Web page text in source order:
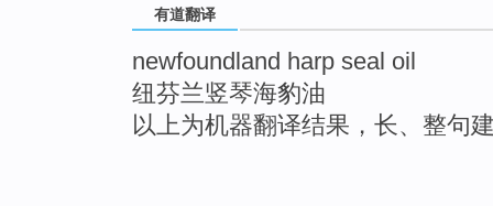
有道翻译
newfoundland harp seal oil
纽芬兰竖琴海豹油
以上为机器翻译结果，长、整句